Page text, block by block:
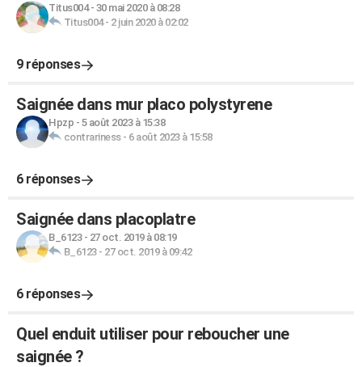
Titus004- 30 mai 2020 à 08:28
Titus004- 2 juin 2020 à 02:02
9 réponses
Saignée dans mur placo polystyrene
Hpzp - 5 août 2023 à 15:38
contrariness- 6 août 2023 à 15:58
6 réponses
Saignée dans placoplatre
B_6123- 27 oct. 2019 à 08:19
B_6123- 27 oct. 2019 à 09:42
6 réponses
Quel enduit utiliser pour reboucher une
saignée ?